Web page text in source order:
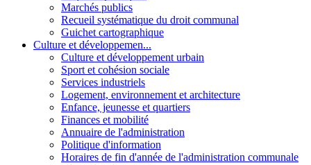
Marchés publics
Recueil systématique du droit communal
Guichet cartographique
Culture et développemen...
Culture et développement urbain
Sport et cohésion sociale
Services industriels
Logement, environnement et architecture
Enfance, jeunesse et quartiers
Finances et mobilité
Annuaire de l'administration
Politique d'information
Horaires de fin d'année de l'administration communale